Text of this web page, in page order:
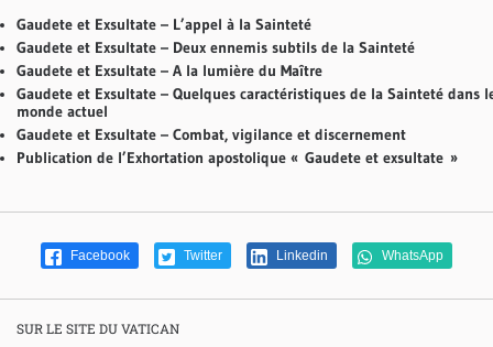
Gaudete et Exsultate – L’appel à la Sainteté
Gaudete et Exsultate – Deux ennemis subtils de la Sainteté
Gaudete et Exsultate – A la lumière du Maître
Gaudete et Exsultate – Quelques caractéristiques de la Sainteté dans
monde actuel
Gaudete et Exsultate – Combat, vigilance et discernement
Publication de l’Exhortation apostolique « Gaudete et exsultate »
Facebook Twitter Linkedin WhatsApp
SUR LE SITE DU VATICAN